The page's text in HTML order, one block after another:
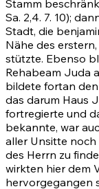
Stamm
Sa. 2,4. 7. 10);
Stadt, die
Nähe des
stützte. Ebenso
Rehabeam Juda
bildete fortan
das darum Haus
fortregierte und
bekannte, war
aller Unsitte noch
des Herrn zu
wirkten hier dem
hervorgegangen